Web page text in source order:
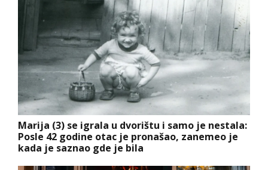
Marija (3) se igrala u dvorištu i samo je nestala:
Posle 42 godine otac je pronašao, zanemeo je
kada je saznao gde je bila